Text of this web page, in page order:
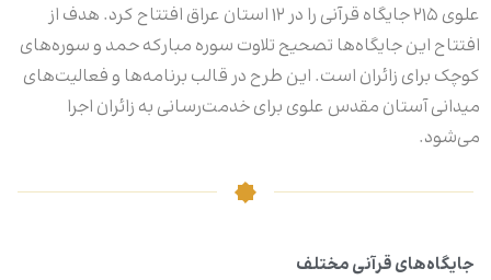
علوی ۲۱۵ جایگاه قرآنی را در ۱۲ استان عراق افتتاح کرد. هدف از
افتتاح این جایگاه‌ها تصحیح تلاوت سوره مبارکه حمد و سوره‌های
کوچک برای زائران است. این طرح در قالب برنامه‌ها و فعالیت‌های
میدانی آستان مقدس علوی برای خدمت‌رسانی به زائران اجرا
می‌شود.
جایگاه‌های قرآنی مختلف